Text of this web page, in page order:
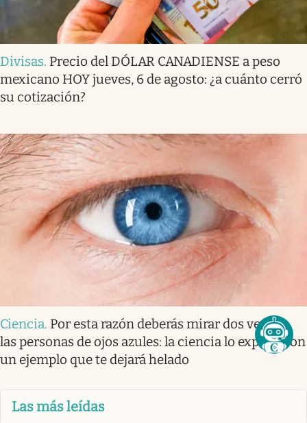
Divisas. Precio del DÓLAR CANADIENSE a peso
mexicano HOY jueves, 6 de agosto: ¿a cuánto cerró
su cotización?
Ciencia. Por esta razón deberás mirar dos veces a
las personas de ojos azules: la ciencia lo explica con
un ejemplo que te dejará helado
Las más leídas